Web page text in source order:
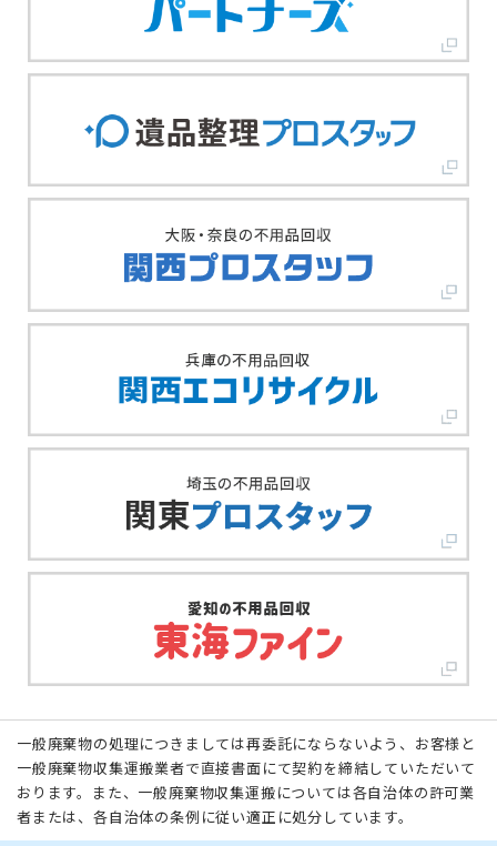
一般廃棄物の処理につきましては再委託にならないよう、お客様と
一般廃棄物収集運搬業者で直接書面にて契約を締結していただいて
おります。また、一般廃棄物収集運搬については各自治体の許可業
者または、各自治体の条例に従い適正に処分しています。